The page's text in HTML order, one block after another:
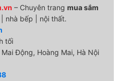
– Chuyên trang mua sắm
nhà bếp | nội thất.
tối
Động, Hoàng Mai, Hà Nội